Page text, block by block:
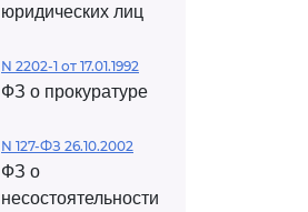
юридических лиц
N 2202-1 от 17.01.1992
ФЗ о прокуратуре
N 127-ФЗ 26.10.2002
ФЗ о
несостоятельности